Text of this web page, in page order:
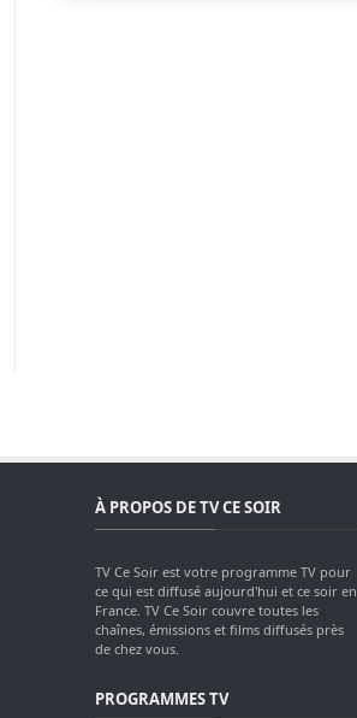
À PROPOS DE TV CE SOIR
TV Ce Soir est votre programme TV pour
ce qui est diffusé aujourd'hui et ce soir en
France. TV Ce Soir couvre toutes les
chaînes, émissions et films diffusés près
de chez vous.
PROGRAMMES TV